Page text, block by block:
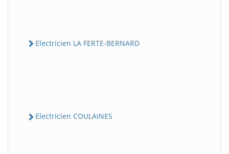
Electricien LA FERTE-BERNARD
Electricien COULAINES